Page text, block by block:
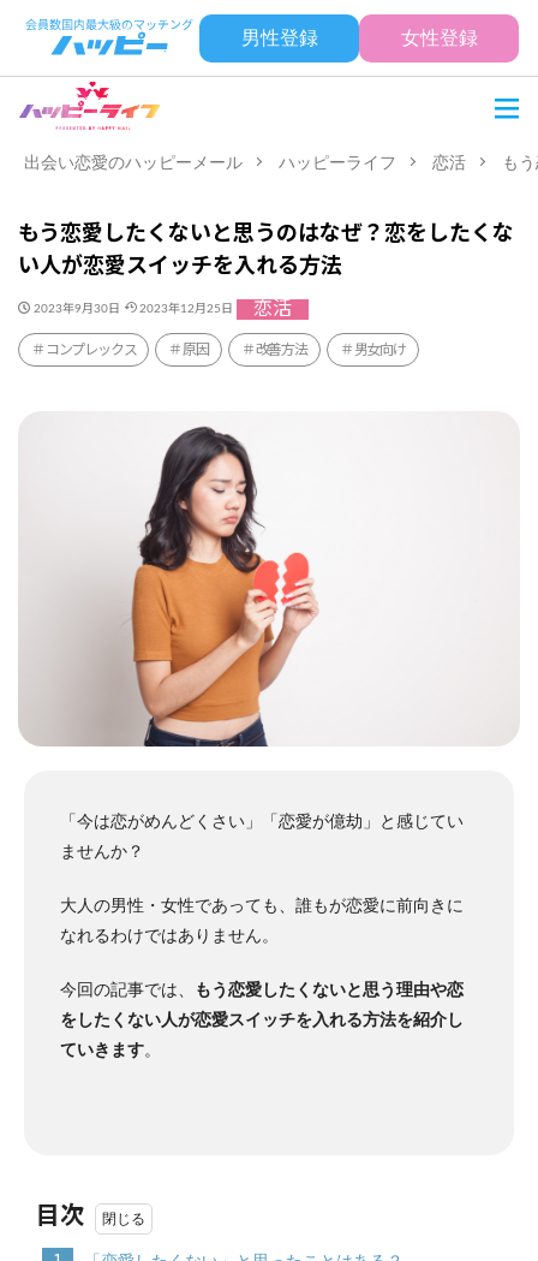
男性登録 女性登録
出会い恋愛のハッピーメール ハッピーライフ 恋活 も
もう恋愛したくないと思うのはなぜ？恋をしたくな
い人が恋愛スイッチを入れる方法
2023年9月30日 2023年12月25日 恋活
コンプレックス 原因 改善方法 男女向け
「今は恋がめんどくさい」「恋愛が億劫」と感じてい
ませんか？
大人の男性・女性であっても、誰もが恋愛に前向きに
なれるわけではありません。
今回の記事では、
もう恋愛したくないと思う理由や恋
をしたくない人が恋愛スイッチを入れる方法を紹介し
ていきます。
目次